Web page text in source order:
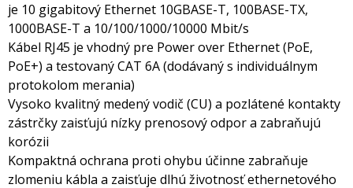
je 10 gigabitový Ethernet 10GBASE-T, 100BASE-TX,
1000BASE-T a 10/100/1000/10000 Mbit/s
Kábel RJ45 je vhodný pre Power over Ethernet (PoE,
PoE+) a testovaný CAT 6A (dodávaný s individuálnym
protokolom merania)
Vysoko kvalitný medený vodič (CU) a pozlátené kontakty
zástrčky zaisťujú nízky prenosový odpor a zabraňujú
korózii
Kompaktná ochrana proti ohybu účinne zabraňuje
zlomeniu kábla a zaisťuje dlhú životnosť ethernetového